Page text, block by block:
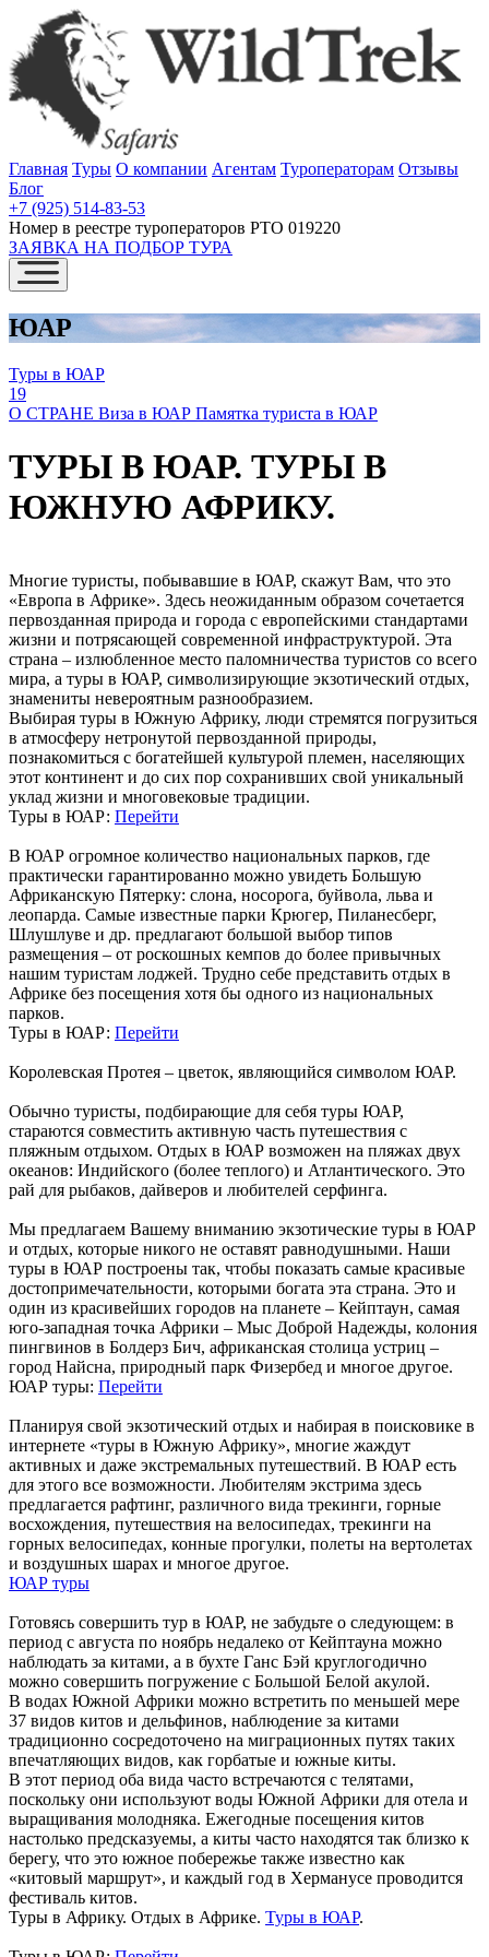
Главная Туры О компании Агентам Туроператорам Отзывы
Блог
+7 (925) 514-83-53
Номер в реестре туроператоров РТО 019220
ЗАЯВКА НА ПОДБОР ТУРА
ЮАР
Туры в ЮАР
19
О СТРАНЕ Виза в ЮАР Памятка туриста в ЮАР
ТУРЫ В ЮАР. ТУРЫ В
ЮЖНУЮ АФРИКУ.
Многие туристы, побывавшие в ЮАР, скажут Вам, что это
«Европа в Африке». Здесь неожиданным образом сочетается
первозданная природа и города с европейскими стандартами
жизни и потрясающей современной инфраструктурой. Эта
страна – излюбленное место паломничества туристов со всего
мира, а туры в ЮАР, символизирующие экзотический отдых,
знамениты невероятным разнообразием.
Выбирая туры в Южную Африку, люди стремятся погрузиться
в атмосферу нетронутой первозданной природы,
познакомиться с богатейшей культурой племен, населяющих
этот континент и до сих пор сохранивших свой уникальный
уклад жизни и многовековые традиции.
Туры в ЮАР: Перейти
В ЮАР огромное количество национальных парков, где
практически гарантированно можно увидеть Большую
Африканскую Пятерку: слона, носорога, буйвола, льва и
леопарда. Самые известные парки Крюгер, Пиланесберг,
Шлушлуве и др. предлагают большой выбор типов
размещения – от роскошных кемпов до более привычных
нашим туристам лоджей. Трудно себе представить отдых в
Африке без посещения хотя бы одного из национальных
парков.
Туры в ЮАР: Перейти
Королевская Протея – цветок, являющийся символом ЮАР.
Обычно туристы, подбирающие для себя туры ЮАР,
стараются совместить активную часть путешествия с
пляжным отдыхом. Отдых в ЮАР возможен на пляжах двух
океанов: Индийского (более теплого) и Атлантического. Это
рай для рыбаков, дайверов и любителей серфинга.
Мы предлагаем Вашему вниманию экзотические туры в ЮАР
и отдых, которые никого не оставят равнодушными. Наши
туры в ЮАР построены так, чтобы показать самые красивые
достопримечательности, которыми богата эта страна. Это и
один из красивейших городов на планете – Кейптаун, самая
юго-западная точка Африки – Мыс Доброй Надежды, колония
пингвинов в Болдерз Бич, африканская столица устриц –
город Найсна, природный парк Физербед и многое другое.
ЮАР туры: Перейти
Планируя свой экзотический отдых и набирая в поисковике в
интернете «туры в Южную Африку», многие жаждут
активных и даже экстремальных путешествий. В ЮАР есть
для этого все возможности. Любителям экстрима здесь
предлагается рафтинг, различного вида трекинги, горные
восхождения, путешествия на велосипедах, трекинги на
горных велосипедах, конные прогулки, полеты на вертолетах
и воздушных шарах и многое другое.
ЮАР туры
Готовясь совершить тур в ЮАР, не забудьте о следующем: в
период с августа по ноябрь недалеко от Кейптауна можно
наблюдать за китами, а в бухте Ганс Бэй круглогодично
можно совершить погружение с Большой Белой акулой.
В водах Южной Африки можно встретить по меньшей мере
37 видов китов и дельфинов, наблюдение за китами
традиционно сосредоточено на миграционных путях таких
впечатляющих видов, как горбатые и южные киты.
В этот период оба вида часто встречаются с телятами,
поскольку они используют воды Южной Африки для отела и
выращивания молодняка. Ежегодные посещения китов
настолько предсказуемы, а киты часто находятся так близко к
берегу, что это южное побережье также известно как
«китовый маршрут», и каждый год в Херманусе проводится
фестиваль китов.
Туры в Африку. Отдых в Африке. Туры в ЮАР.